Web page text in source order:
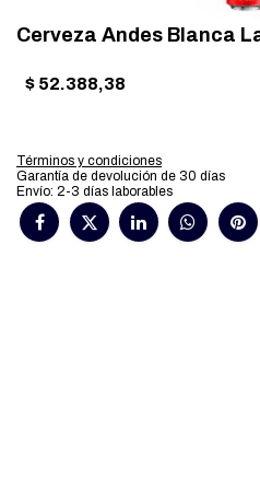
Cerveza Andes Blanca
$ 52.388,38
Términos y condiciones
Garantía de devolución de 30 días
Envío: 2-3 días laborables